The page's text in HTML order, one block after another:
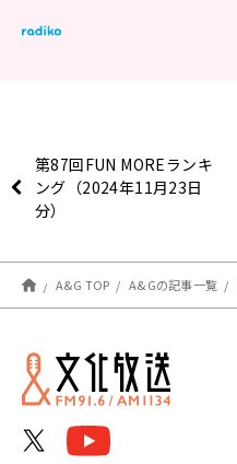
第87回FUN MOREランキ
ング（2024年11月23日
分）
A&G TOP A&Gの記事一覧